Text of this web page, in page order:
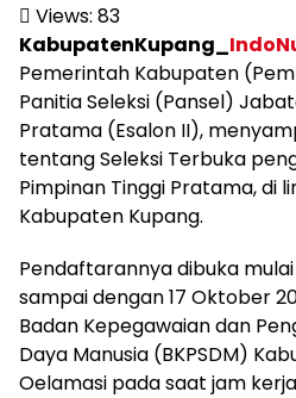
Views: 83
KabupatenKupang_
Pemerintah Kabupaten
Panitia Seleksi (Pansel)
Pratama (Esalon II),
tentang Seleksi Terbuka
Pimpinan Tinggi Pratama, di
Kabupaten Kupang.
Pendaftarannya dibuka
sampai dengan 17 Oktober
Badan Kepegawaian dan
Daya Manusia (BKPSDM)
Oelamasi pada saat jam